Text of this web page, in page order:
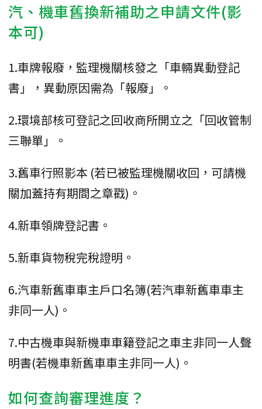
汽、機車舊換新補助之申請文件(影
本可)
1.車牌報廢，監理機關核發之「車輛異動登記
書」，異動原因需為「報廢」。
2.環境部核可登記之回收商所開立之「回收管制
三聯單」。
3.舊車行照影本 (若已被監理機關收回，可請機
關加蓋持有期間之章戳)。
4.新車領牌登記書。
5.新車貨物稅完稅證明。
6.汽車新舊車車主戶口名簿(若汽車新舊車車主
非同一人)。
7.中古機車與新機車車籍登記之車主非同一人聲
明書(若機車新舊車車主非同一人)。
如何查詢審理進度？